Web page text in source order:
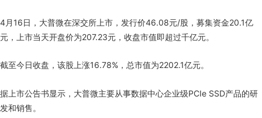
4月16日，大普微在深交所上市，发行价46.08元/股，募集资金20.1亿
元，上市当天开盘价为207.23元，收盘市值即超过千亿元。
截至今日收盘，该股上涨16.78%，总市值为2202.1亿元。
据上市公告书显示，大普微主要从事数据中心企业级PCIe SSD产品的研
发和销售。